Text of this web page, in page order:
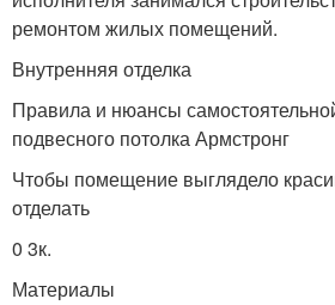
ремонтом жилых помещений.
Внутренняя отделка
Правила и нюансы
подвесного потолка Армстронг
Чтобы помещение выглядело
отделать
0 3к.
Материалы